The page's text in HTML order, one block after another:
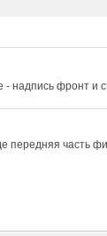
надпись фронт и
передняя часть